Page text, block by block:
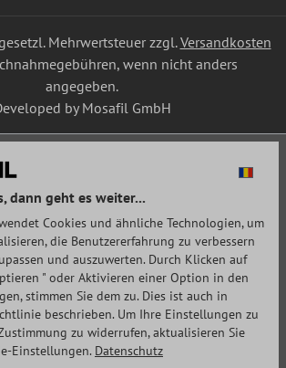
Mehrwertsteuer zzgl.Versandkosten
wenn nicht anders
angegeben.
by Mosafil GmbH
dann geht es weiter...
Cookies und ähnliche Technologien, um
die Benutzererfahrung zu verbessern
und auszuwerten. Durch Klicken auf
" oder Aktivieren einer Option in den
stimmen Sie dem zu. Dies ist auch in
beschrieben. Um Ihre Einstellungen zu
zu widerrufen, aktualisieren Sie
Einstellungen. Datenschutz